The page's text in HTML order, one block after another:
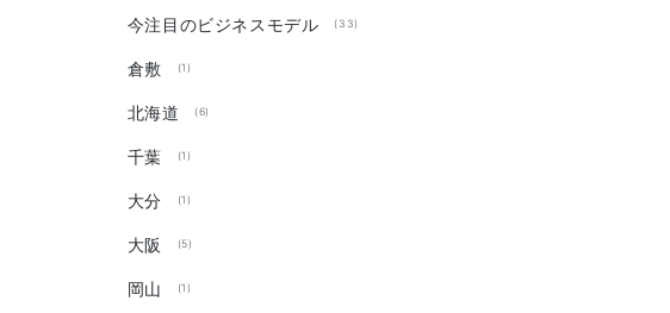
今注目のビジネスモデル (33)
倉敷 (1)
北海道 (6)
千葉 (1)
大分 (1)
大阪 (5)
岡山 (1)